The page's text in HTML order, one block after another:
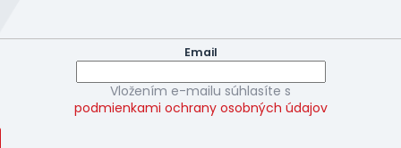
Email
Vložením e-mailu súhlasíte s
podmienkami ochrany osobných údajov